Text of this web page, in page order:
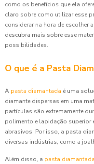
como os benefícios que ela
claro sobre como utilizar esse
considerar na hora de escolher
descubra mais sobre esse
possibilidades.
O que é a Pasta
A pasta diamantada é uma
diamante dispersas em uma
partículas são extremamente
polimento e lapidação
abrasivos. Por isso, a pasta
diversas indústrias, como a
Além disso, a pasta diamantada